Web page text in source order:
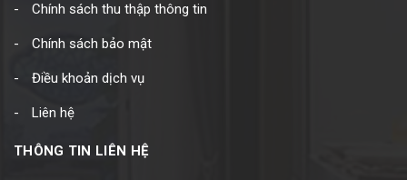
Chính sách thu thập thông tin
Chính sách bảo mật
Điều khoản dịch vụ
Liên hệ
THÔNG TIN LIÊN HỆ